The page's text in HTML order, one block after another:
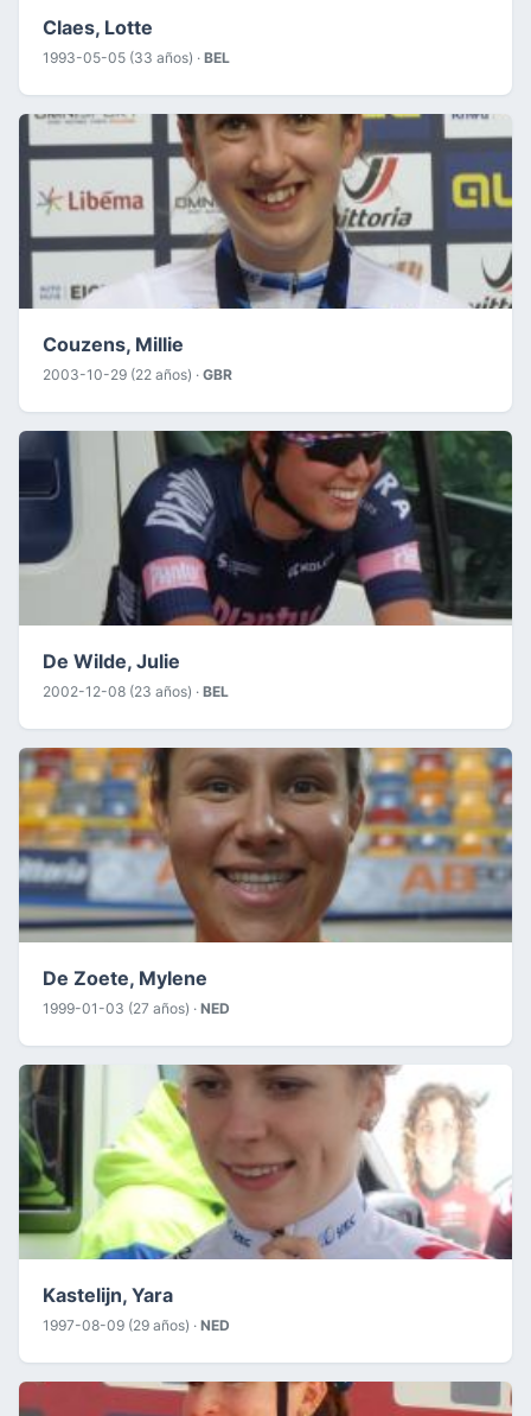
Claes, Lotte
1993-05-05 (33 años) · BEL
Couzens, Millie
2003-10-29 (22 años) · GBR
De Wilde, Julie
2002-12-08 (23 años) · BEL
De Zoete, Mylene
1999-01-03 (27 años) · NED
Kastelijn, Yara
1997-08-09 (29 años) · NED